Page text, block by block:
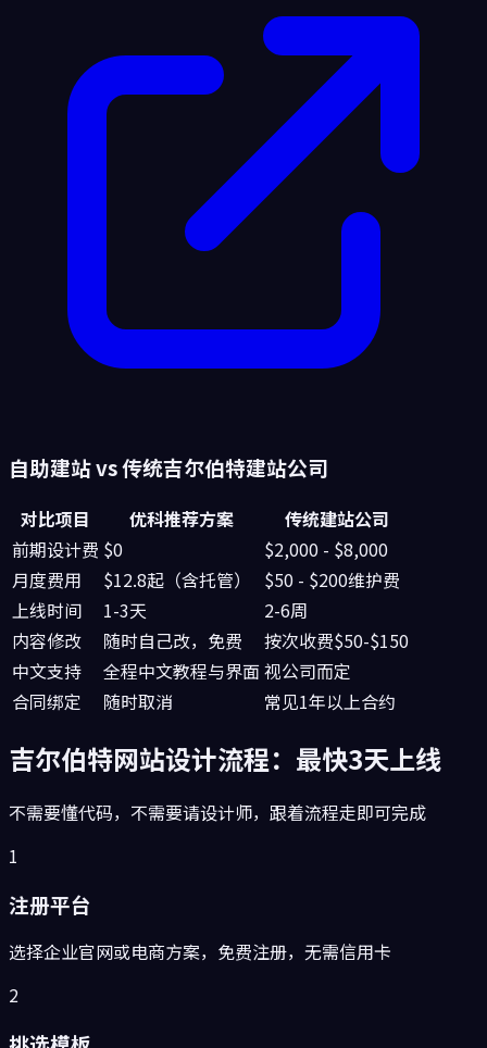
自助建站 vs 传统吉尔伯特建站公司
对比项目 优科推荐方案
传统建站公司
前期设计费 $0
$2,000 - $8,000
月度费用
$12.8起（含托管）
$50 - $200维护费
上线时间
1-3天
2-6周
内容修改
随时自己改，免费
按次收费$50-$150
中文支持
全程中文教程与界面视公司而定
合同绑定
随时取消 常见1年以上合约
吉尔伯特网站设计流程：最快3天上线
不需要懂代码，不需要请设计师，跟着流程走即可完成
1
注册平台
选择企业官网或电商方案，免费注册，无需信用卡
2